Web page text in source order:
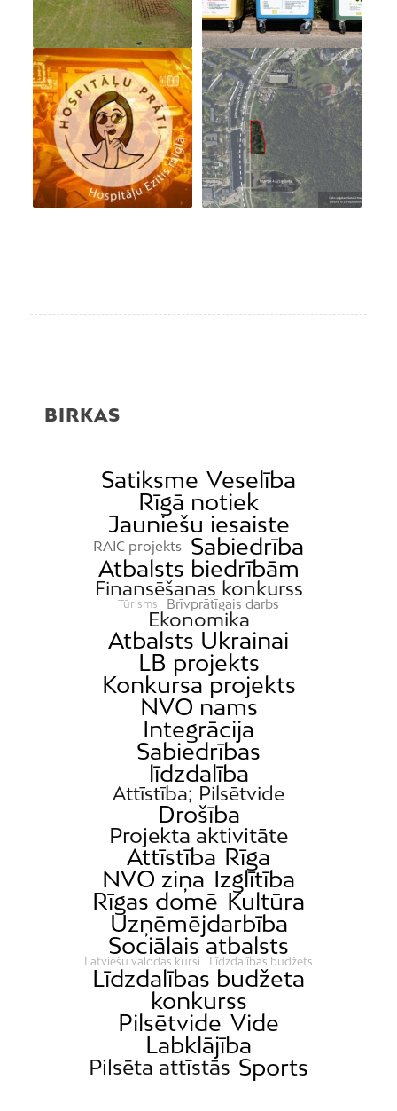
BIRKAS
Satiksme Veselība
Rīgā notiek
Jauniešu iesaiste
RAIC projekts
Sabiedrība
Atbalsts biedrībām
Finansēšanas konkurss
Tūrisms Brīvprātīgais darbs
Ekonomika
Atbalsts Ukrainai
LB projekts
Konkursa projekts
NVO nams
Integrācija
Sabiedrības
līdzdalība
Attīstība; Pilsētvide
Drošība
Projekta aktivitāte
Attīstība Rīga
NVO ziņa Izglītība
Rīgas domē Kultūra
Uzņēmējdarbība
Sociālais atbalsts
Latviešu valodas kursi Līdzdalības budžets
Līdzdalības budžeta
konkurss
Pilsētvide Vide
Labklājība
Pilsēta attīstās Sports